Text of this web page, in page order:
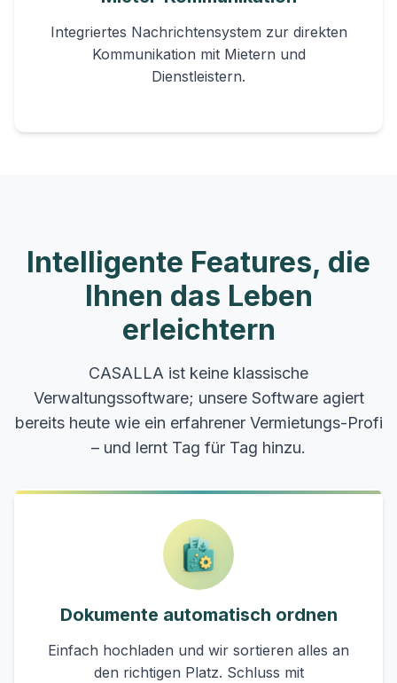
Integriertes Nachrichtensystem zur direkten
Kommunikation mit Mietern und
Dienstleistern.
Intelligente Features, die
Ihnen das Leben
erleichtern
CASALLA ist keine klassische
Verwaltungssoftware; unsere Software agiert
bereits heute wie ein erfahrener Vermietungs-Profi
– und lernt Tag für Tag hinzu.
Dokumente automatisch ordnen
Einfach hochladen und wir sortieren alles an
den richtigen Platz. Schluss mit